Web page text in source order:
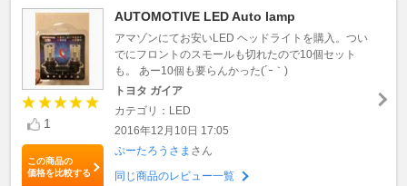
1
この商品の
価格を比較する
AUTOMOTIVE LED Auto lamp
アマゾンにてお安いLED ヘッドライトを購入。つい
でにフロントのスモールも切れたので10個セット
も。 あー10個も要らんかった(´ｰ｀)
トヨタ ガイア
カテゴリ：LED
2016年12月10日 17:05
ぷーたろうさま さん
同じ商品のレビュー一覧